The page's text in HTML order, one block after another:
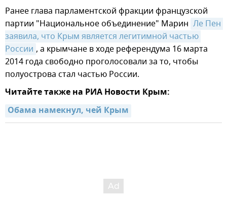
Ранее глава парламентской фракции французской
партии "Национальное объединение" Марин Ле Пен
заявила, что Крым является легитимной частью
России , а крымчане в ходе референдума 16 марта
2014 года свободно проголосовали за то, чтобы
полуострова стал частью России.
Читайте также на РИА Новости Крым:
Обама намекнул, чей Крым